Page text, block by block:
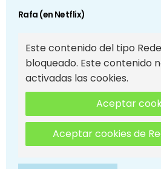
Rafa (en Netflix)
Este contenido del tipo
bloqueado. Este contenido
activadas las cookies.
Aceptar
Aceptar cookies de